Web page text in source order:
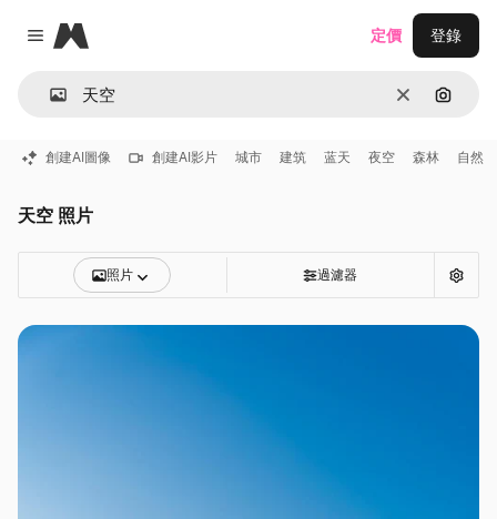
Close menu
Magnific
清除 通過圖
定價 登錄
創建AI圖像 創建AI影片 城市 建筑 蓝天 夜空 森林 自然
天空 照片
照片 過濾器